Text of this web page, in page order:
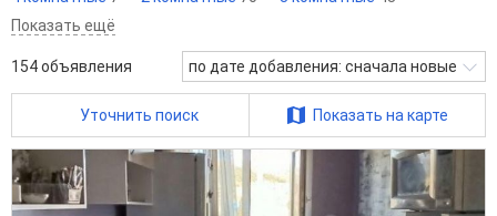
Показать ещё
154объявления по дате добавления: сначала новые
Уточнить поиск Показать на карте